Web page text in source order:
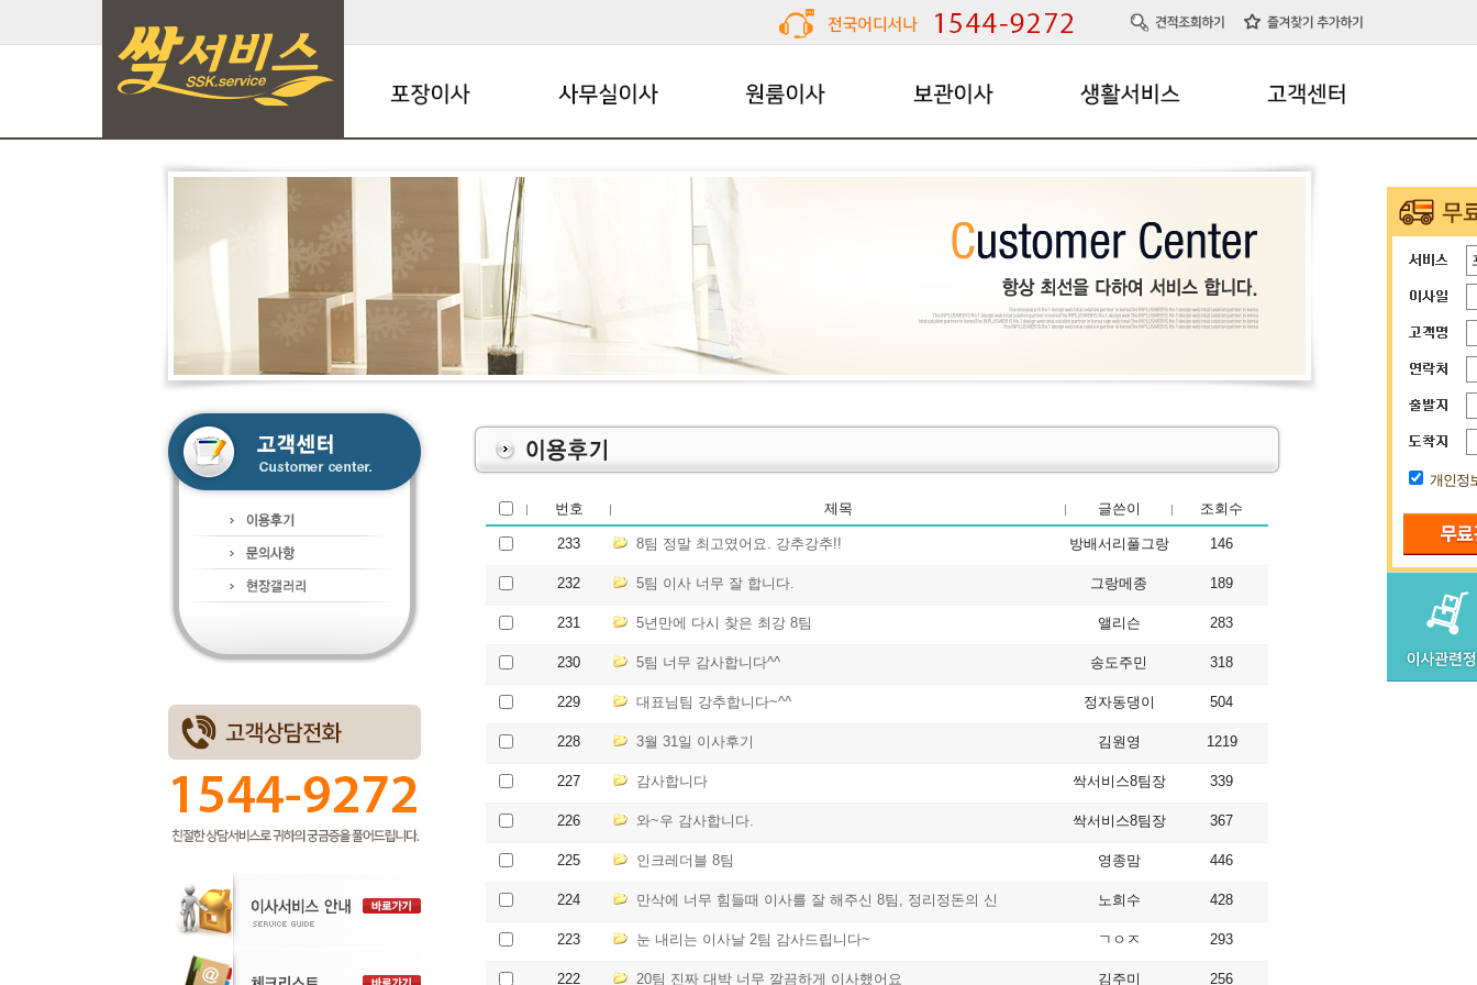
명품이사
에어컨이전/설치
문의사항
번호 제목 글쓴이 조회수
233 8팀 정말 최고였어요. 강추강추!! 방배서리풀그랑 146
232 5팀 이사 너무 잘 합니다. 그랑메종 189
231 5년만에 다시 찾은 최강 8팀 앨리슨 283
230 5팀 너무 감사합니다^^ 송도주민 318
229 대표님팀 강추합니다~^^ 정자동댕이 504
228 3월 31일 이사후기 김원영 1219
227 감사합니다 싹서비스8팀장 339
226 와~우 감사합니다. 싹서비스8팀장 367
225 인크레더블 8팀 영종맘 446
224 만삭에 너무 힘들때 이사를 잘 해주신 8팀, 정리정돈의 신 노희수 428
223 눈 내리는 이사날 2팀 감사드립니다~ ㄱㅇㅈ 293
222 20팀 진짜 대박 너무 깔끔하게 이사했어요 김주미 256
개인정